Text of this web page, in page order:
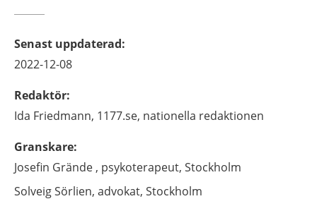
Senast uppdaterad:
2022-12-08
Redaktör:
Ida Friedmann, 1177.se, nationella redaktionen
Granskare:
Josefin Grände , psykoterapeut, Stockholm
SolveigSörlien, advokat, Stockholm